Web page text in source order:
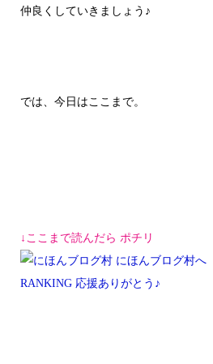
仲良くしていきましょう♪
では、今日はここまで。
↓ここまで読んだら ポチリ
RANKING 応援ありがとう♪